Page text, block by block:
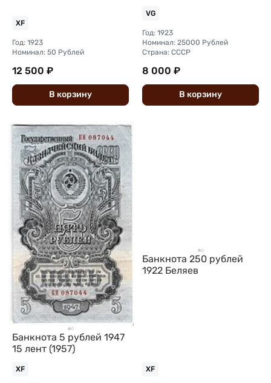
XF
Год: 1923
Номинал: 50 Рублей
12 500 ₽
В корзину
VG
Год: 1923
Номинал: 25000 Рублей
Страна: СССР
8 000 ₽
В корзину
Банкнота 5 рублей 1947
15 лент (1957)
XF
Банкнота 250 рублей
1922 Беляев
XF